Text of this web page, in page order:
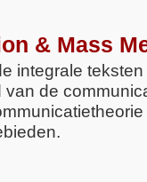
& Mass
integrale
van de